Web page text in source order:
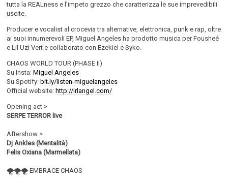
tutta la REALness e l’impeto grezzo che caratterizza le sue imprevedibili
uscite.
Producer e vocalist al crocevia tra alternative, elettronica, punk e rap, oltre
ai suoi innumerevoli EP, Miguel Angeles ha prodotto musica per Fousheé
e Lil Uzi Vert e collaborato con Ezekiel e Syko.
CHAOS WORLD TOUR (PHASE II)
Su Insta: Miguel Angeles
Su Spotify: bit.ly/listen-miguelangeles
Official website: http://irlangel.com/
Opening act >
SERPE TERROR live
Aftershow >
Dj Ankles (Mentalità)
Felis Oxiana (Marmellata)
🌪️🌪️🌪️ EMBRACE CHAOS